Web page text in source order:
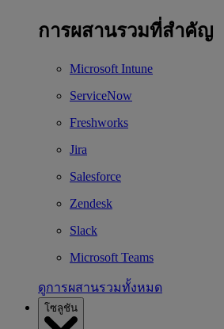
การผสานรวมที่สำคัญ
Microsoft Intune
ServiceNow
Freshworks
Jira
Salesforce
Zendesk
Slack
Microsoft Teams
ดูการผสานรวมทั้งหมด
โซลูชัน